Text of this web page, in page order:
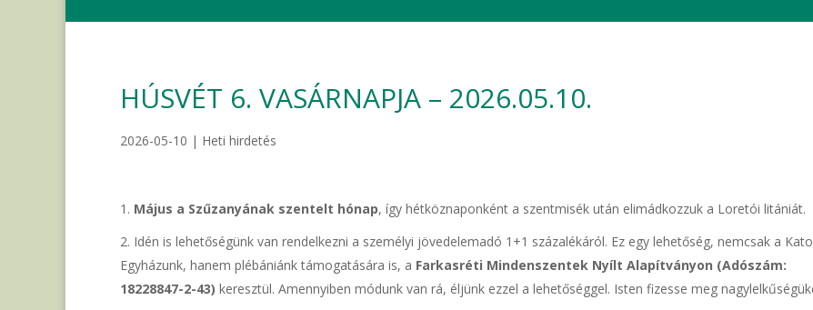
HÚSVÉT 6. VASÁRNAPJA – 2026.05.10.
2026-05-10 | Heti hirdetés
Május a Szűzanyának szentelt hónap, így hétköznaponként a szentmisék után elimádkozzuk a Loretói litániát.
Idén is lehetőségünk van rendelkezni a személyi jövedelemadó 1+1 százalékáról. Ez egy lehetőség, nemcsak a
Egyházunk, hanem plébániánk támogatására is, a Farkasréti Mindenszentek Nyílt Alapítványon (Adószám:
18228847-2-43) keresztül. Amennyiben módunk van rá, éljünk ezzel a lehetőséggel. Isten fizesse meg